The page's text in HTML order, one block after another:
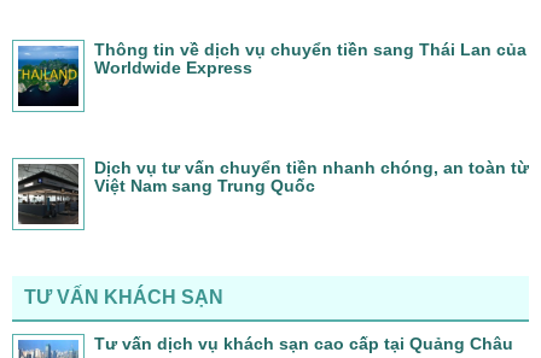
Thông tin về dịch vụ chuyển tiền sang Thái Lan của
Worldwide Express
Dịch vụ tư vấn chuyển tiền nhanh chóng, an toàn từ
Việt Nam sang Trung Quốc
TƯ VẤN KHÁCH SẠN
Tư vấn dịch vụ khách sạn cao cấp tại Quảng Châu